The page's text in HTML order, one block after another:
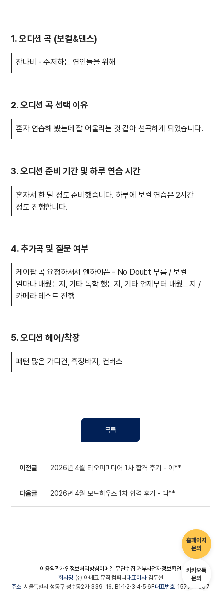
홈페이지
문의
카카오톡
문의
1. 오디션 곡 (보컬&댄스)
잔나비 - 주저하는 연인들을 위해
2. 오디션 곡 선택 이유
혼자 연습해 봤는데 잘 어울리는 것 같아 선곡하게 되었습니다.
3. 오디션 준비 기간 및 하루 연습 시간
혼자서 한 달 정도 준비했습니다. 하루에 보컬 연습은 2시간
정도 진행합니다.
4. 추가곡 및 질문 여부
케이팝 곡 요청하셔서 엔하이픈 - No Doubt 부름 / 보컬
얼마나 배웠는지, 기타 독학 했는지, 기타 언제부터 배웠는지 /
카메라 테스트 진행
5. 오디션 헤어/착장
패턴 많은 가디건, 흑청바지, 컨버스
목록
이전글 2026년 4월 티오피미디어 1차 합격 후기 - 이**
다음글 2026년 4월 모드하우스 1차 합격 후기 - 백**
이용약관개인정보처리방침이메일 무단수집 거부사업자정보확인
회사명 ㈜ 아베크 뮤직 컴퍼니 대표이사 김두현
주소 서울특별시 성동구 성수동2가 339-16. B1·1·2·3·4·5·6F대표번호 1577-2507